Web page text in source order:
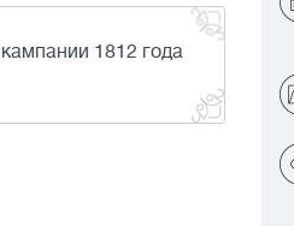
1812 года